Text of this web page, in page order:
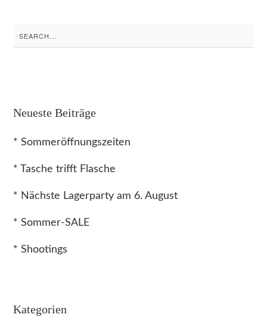
Search
for:
Neueste Beiträge
* Sommeröffnungszeiten
* Tasche trifft Flasche
* Nächste Lagerparty am 6. August
* Sommer-SALE
* Shootings
Kategorien